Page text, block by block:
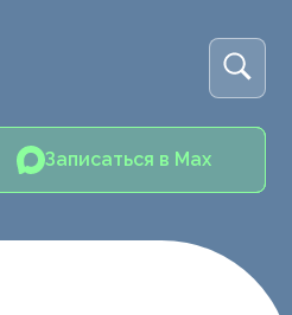
Записаться в Max